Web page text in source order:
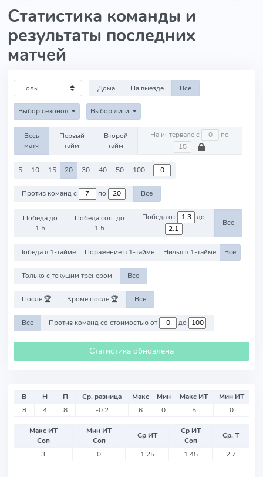
Статистика команды и
результаты последних
матчей
Дома На выезде Все
Выбор сезонов Выбор лиги
Весь
матч
Первый
тайм
Второй
тайм
На интервале с по
5 10 15 20 30 40 50 100
Против команд с по Все
Победа до
1.5
Победа соп. до
1.5
Победа от до
Все
Победа в 1-тайме Поражение в 1-тайме Ничья в 1-тайме Все
Только с текущим тренером Все
После 🏆 Кроме после 🏆 Все
Все Против команд со стоимостью от до
Статистика обновлена
В Н П Ср. разница Макс Мин Макс ИТ
Мин ИТ
8
4 8 -0.2 6 0 5 0
Макс ИТ
Соп
Мин ИТ
Соп
Ср ИТ
Ср ИТ
Соп
Ср. Т
3
0 1.25 1.45 2.7